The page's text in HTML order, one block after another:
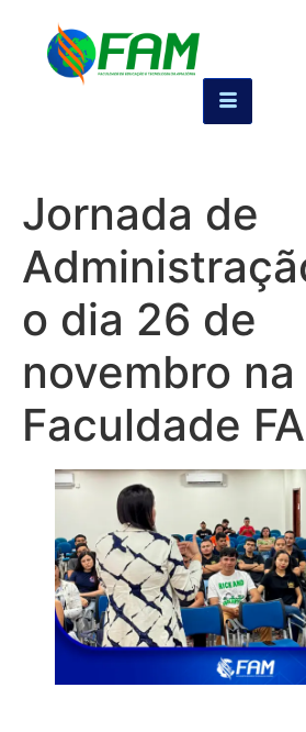
Jornada de
o dia 26 de
novembro na
Faculdade